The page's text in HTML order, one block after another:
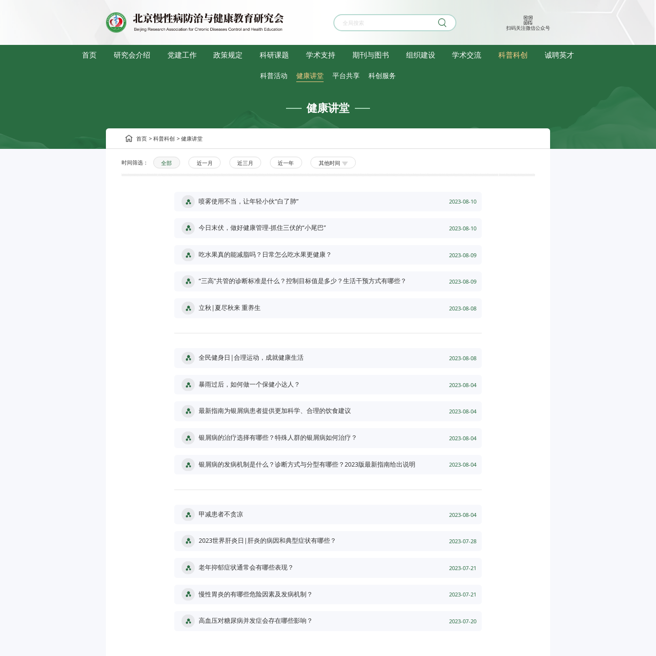
扫码关注微信公众号
首页 研究会介绍 党建工作 政策规定 科研课题 学术支持 期刊与图书 组织建设 学术交流 科普科创 诚聘英才
科普活动 健康讲堂 平台共享 科创服务
健康讲堂
首页 > 科普科创 > 健康讲堂
时间筛选： 全部 近一月 近三月 近一年 其他时间
喷雾使用不当，让年轻小伙“白了肺” 2023-08-10
今日末伏，做好健康管理-抓住三伏的“小尾巴” 2023-08-10
吃水果真的能减脂吗？日常怎么吃水果更健康？ 2023-08-09
“三高”共管的诊断标准是什么？控制目标值是多少？生活干预方式有哪些？ 2023-08-09
立秋|夏尽秋来 重养生 2023-08-08
全民健身日|合理运动，成就健康生活 2023-08-08
暴雨过后，如何做一个保健小达人？ 2023-08-04
最新指南为银屑病患者提供更加科学、合理的饮食建议 2023-08-04
银屑病的治疗选择有哪些？特殊人群的银屑病如何治疗？ 2023-08-04
银屑病的发病机制是什么？诊断方式与分型有哪些？2023版最新指南给出说明 2023-08-04
甲减患者不贪凉 2023-08-04
2023世界肝炎日|肝炎的病因和典型症状有哪些？ 2023-07-28
老年抑郁症状通常会有哪些表现？ 2023-07-21
慢性胃炎的有哪些危险因素及发病机制？ 2023-07-21
高血压对糖尿病并发症会存在哪些影响？ 2023-07-20